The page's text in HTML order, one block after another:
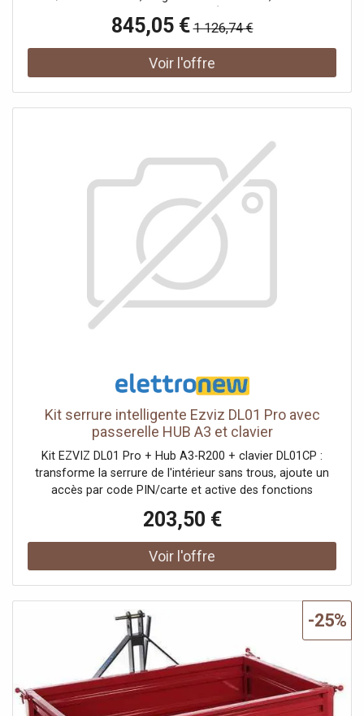
845,05 € 1 126,74 €
Kit serrure intelligente Ezviz DL01 Pro avec
passerelle HUB A3 et clavier
Kit EZVIZ DL01 Pro + Hub A3-R200 + clavier DL01CP :
transforme la serrure de l'intérieur sans trous, ajoute un
accès par code PIN/carte et active des fonctions
gateway compatible Matter et HomeKit. Composition du
kit : 1 × Serrure intelligente EZVIZ DL01 Pro 1 × Home
Gateway EZVIZ A3-R200 1 × Clavier multifonction EZVIZ
permanentes Accès intelligent : application EZVIZ
(Bluetooth) + gestion des utilisateurs et des clés
numériques Clavier DL01CP : déverrouillage par code PIN
et carte de proximité, sonnette intégrée et anti-sabotage
Hub A3-R200 : connecte jusqu'à 64 appareils, alertes push
+ sirène 85 dB Compatibilité maison intelligente : Matter et
Apple HomeKit (via gateway) Fonctions sécurité/confort :
203,50 €
-25%